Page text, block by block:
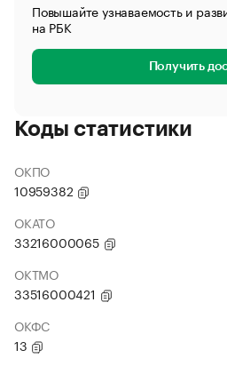
Повышайте узнаваемость и
на РБК
Получить
Коды статистики
ОКПО
10959382
ОКАТО
33216000065
ОКТМО
33516000421
ОКФС
13